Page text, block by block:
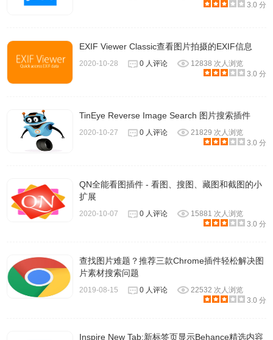
3.0 分
EXIF Viewer Classic查看图片拍摄的EXIF信息
2020-10-28 0 人评论
12838 次人浏览
3.0 分
TinEye Reverse Image Search 图片搜索插件
2020-10-27 0 人评论
21829 次人浏览
3.0 分
QN全能看图插件 - 看图、搜图、藏图和截图的小
扩展
2020-10-07 0 人评论
15881 次人浏览
3.0 分
查找图片难题？推荐三款Chrome插件轻松解决图
片素材搜索问题
2019-08-15 0 人评论
22532 次人浏览
3.0 分
Inspire New Tab:新标签页显示Behance精选内容